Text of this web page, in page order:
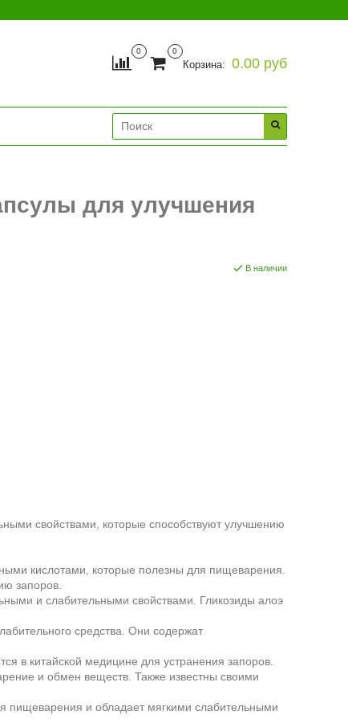
0 0
Корзина: 0.00 руб
для улучшения
В наличии
свойствами, которые способствуют улучшению
кислотами, которые полезны для пищеварения.
запоров.
и слабительными свойствами. Гликозиды алоэ
средства. Они содержат
в китайской медицине для устранения запоров.
и обмен веществ. Также известны своими
пищеварения и обладает мягкими слабительными